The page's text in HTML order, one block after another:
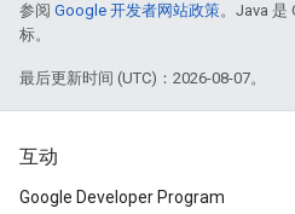
参阅 Google 开发者网站政策。Java 是
标。
最后更新时间 (UTC)：2026-08-07。
互动
Google Developer Program